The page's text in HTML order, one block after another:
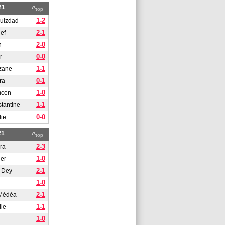
^top
1-2
2-1
2-0
0-0
1-1
0-1
1-0
1-1
0-0
^top
2-3
1-0
2-1
1-0
2-1
1-1
1-0